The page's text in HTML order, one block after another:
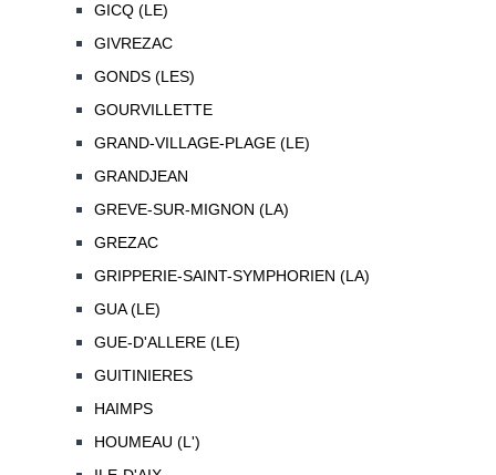
GICQ (LE)
GIVREZAC
GONDS (LES)
GOURVILLETTE
GRAND-VILLAGE-PLAGE (LE)
GRANDJEAN
GREVE-SUR-MIGNON (LA)
GREZAC
GRIPPERIE-SAINT-SYMPHORIEN (LA)
GUA (LE)
GUE-D'ALLERE (LE)
GUITINIERES
HAIMPS
HOUMEAU (L')